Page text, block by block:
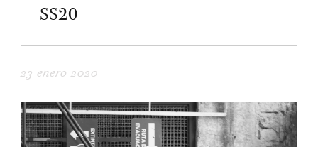
SS20
23 enero 2020